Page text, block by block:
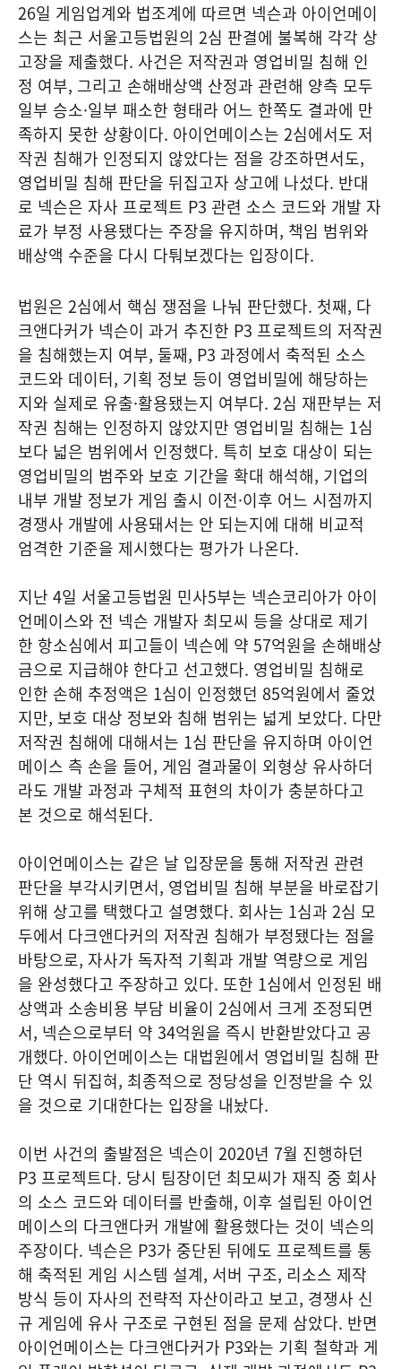
26일 게임업계와 법조계에 따르면 넥슨과 아이언메이
스는 최근 서울고등법원의 2심 판결에 불복해 각각 상
고장을 제출했다. 사건은 저작권과 영업비밀 침해 인
정 여부, 그리고 손해배상액 산정과 관련해 양측 모두
일부 승소·일부 패소한 형태라 어느 한쪽도 결과에 만
족하지 못한 상황이다. 아이언메이스는 2심에서도 저
작권 침해가 인정되지 않았다는 점을 강조하면서도,
영업비밀 침해 판단을 뒤집고자 상고에 나섰다. 반대
로 넥슨은 자사 프로젝트 P3 관련 소스 코드와 개발 자
료가 부정 사용됐다는 주장을 유지하며, 책임 범위와
배상액 수준을 다시 다퉈보겠다는 입장이다.
법원은 2심에서 핵심 쟁점을 나눠 판단했다. 첫째, 다
크앤다커가 넥슨이 과거 추진한 P3 프로젝트의 저작권
을 침해했는지 여부, 둘째, P3 과정에서 축적된 소스
코드와 데이터, 기획 정보 등이 영업비밀에 해당하는
지와 실제로 유출·활용됐는지 여부다. 2심 재판부는 저
작권 침해는 인정하지 않았지만 영업비밀 침해는 1심
보다 넓은 범위에서 인정했다. 특히 보호 대상이 되는
영업비밀의 범주와 보호 기간을 확대 해석해, 기업의
내부 개발 정보가 게임 출시 이전·이후 어느 시점까지
경쟁사 개발에 사용돼서는 안 되는지에 대해 비교적
엄격한 기준을 제시했다는 평가가 나온다.
지난 4일 서울고등법원 민사5부는 넥슨코리아가 아이
언메이스와 전 넥슨 개발자 최모씨 등을 상대로 제기
한 항소심에서 피고들이 넥슨에 약 57억원을 손해배상
금으로 지급해야 한다고 선고했다. 영업비밀 침해로
인한 손해 추정액은 1심이 인정했던 85억원에서 줄었
지만, 보호 대상 정보와 침해 범위는 넓게 보았다. 다만
저작권 침해에 대해서는 1심 판단을 유지하며 아이언
메이스 측 손을 들어, 게임 결과물이 외형상 유사하더
라도 개발 과정과 구체적 표현의 차이가 충분하다고
본 것으로 해석된다.
아이언메이스는 같은 날 입장문을 통해 저작권 관련
판단을 부각시키면서, 영업비밀 침해 부분을 바로잡기
위해 상고를 택했다고 설명했다. 회사는 1심과 2심 모
두에서 다크앤다커의 저작권 침해가 부정됐다는 점을
바탕으로, 자사가 독자적 기획과 개발 역량으로 게임
을 완성했다고 주장하고 있다. 또한 1심에서 인정된 배
상액과 소송비용 부담 비율이 2심에서 크게 조정되면
서, 넥슨으로부터 약 34억원을 즉시 반환받았다고 공
개했다. 아이언메이스는 대법원에서 영업비밀 침해 판
단 역시 뒤집혀, 최종적으로 정당성을 인정받을 수 있
을 것으로 기대한다는 입장을 내놨다.
이번 사건의 출발점은 넥슨이 2020년 7월 진행하던
P3 프로젝트다. 당시 팀장이던 최모씨가 재직 중 회사
의 소스 코드와 데이터를 반출해, 이후 설립된 아이언
메이스의 다크앤다커 개발에 활용했다는 것이 넥슨의
주장이다. 넥슨은 P3가 중단된 뒤에도 프로젝트를 통
해 축적된 게임 시스템 설계, 서버 구조, 리소스 제작
방식 등이 자사의 전략적 자산이라고 보고, 경쟁사 신
규 게임에 유사 구조로 구현된 점을 문제 삼았다. 반면
아이언메이스는 다크앤다커가 P3와는 기획 철학과 게